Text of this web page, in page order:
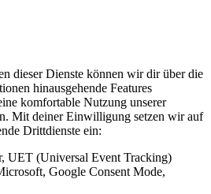
dieser Dienste können wir dir über die
hinausgehende Features
komfortable Nutzung unserer
Mit deiner Einwilligung setzen wir auf
Drittdienste ein:
UET (Universal Event Tracking)
Google Consent Mode,